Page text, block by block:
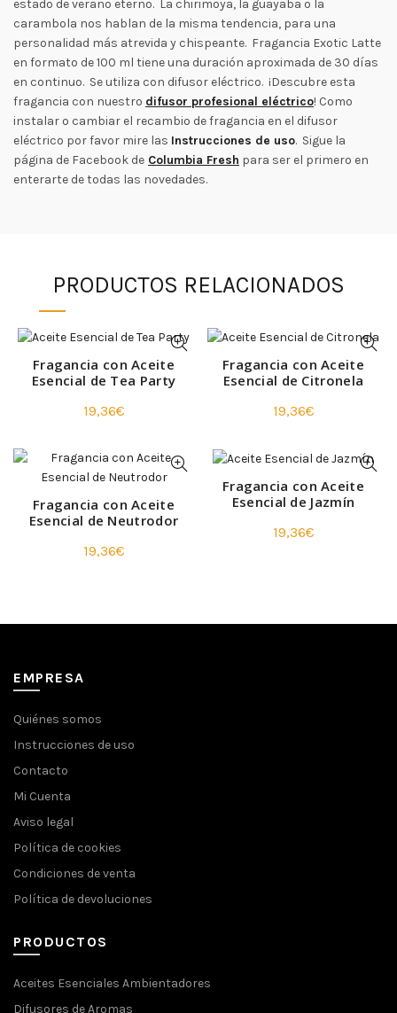
estado de verano eterno. La chirimoya, la guayaba o la
carambola nos hablan de la misma tendencia, para una
personalidad más atrevida y chispeante. Fragancia Exotic Latte
en formato de 100 ml tiene una duración aproximada de 30 días
en continuo. Se utiliza con difusor eléctrico. ¡Descubre esta
fragancia con nuestro difusor profesional eléctrico! Como
instalar o cambiar el recambio de fragancia en el difusor
eléctrico por favor mire las Instrucciones de uso. Sigue la
página de Facebook de Columbia Fresh para ser el primero en
enterarte de todas las novedades.
PRODUCTOS RELACIONADOS
Fragancia con Aceite
Esencial de Tea Party
19,36€
Fragancia con Aceite
Esencial de Citronela
19,36€
Fragancia con Aceite
Esencial de Neutrodor
19,36€
Fragancia con Aceite
Esencial de Jazmín
19,36€
EMPRESA
Quiénes somos
Instrucciones de uso
Contacto
Mi Cuenta
Aviso legal
Política de cookies
Condiciones de venta
Política de devoluciones
PRODUCTOS
Aceites Esenciales Ambientadores
Difusores de Aromas